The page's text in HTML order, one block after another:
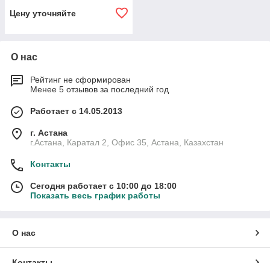
Цену уточняйте
О нас
Рейтинг не сформирован
Менее 5 отзывов за последний год
Работает с 14.05.2013
г. Астана
г.Астана, Каратал 2, Офис 35, Астана, Казахстан
Контакты
Сегодня работает с 10:00 до 18:00
Показать весь график работы
О нас